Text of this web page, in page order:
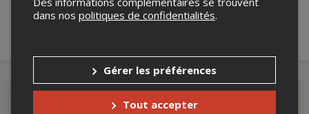
Détails de l'événement
dans nos politiques de confidentialités.
Gérer les préférences
Tout accepter